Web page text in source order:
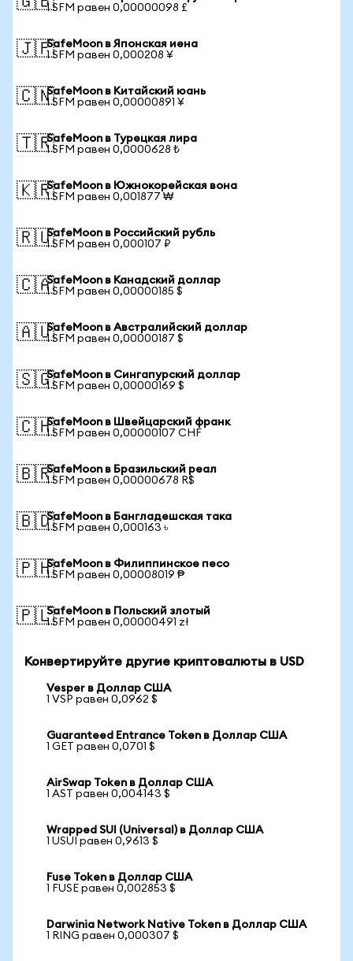
1 SFM равен 0,00000098 £
🇯🇵SafeMoon в Японская иена
1 SFM равен 0,000208 ¥
🇨🇳SafeMoon в Китайский юань
1 SFM равен 0,00000891 ¥
🇹🇷SafeMoon в Турецкая лира
1 SFM равен 0,0000628 ₺
🇰🇷SafeMoon в Южнокорейская вона
1 SFM равен 0,001877 ₩
🇷🇺SafeMoon в Российский рубль
1 SFM равен 0,000107 ₽
🇨🇦SafeMoon в Канадский доллар
1 SFM равен 0,00000185 $
🇦🇺SafeMoon в Австралийский доллар
1 SFM равен 0,00000187 $
🇸🇬SafeMoon в Сингапурский доллар
1 SFM равен 0,00000169 $
🇨🇭SafeMoon в Швейцарский франк
1 SFM равен 0,00000107 CHF
🇧🇷SafeMoon в Бразильский реал
1 SFM равен 0,00000678 R$
🇧🇩SafeMoon в Бангладешская така
1 SFM равен 0,000163 ৳
🇵🇭SafeMoon в Филиппинское песо
1 SFM равен 0,00008019 ₱
🇵🇱SafeMoon в Польский злотый
1 SFM равен 0,00000491 zł
Конвертируйте другие криптовалюты в USD
Vesper в Доллар США
1 VSP равен 0,0962 $
Guaranteed Entrance Token в Доллар США
1 GET равен 0,0701 $
AirSwap Token в Доллар США
1 AST равен 0,004143 $
Wrapped SUI (Universal) в Доллар США
1 USUI равен 0,9613 $
Fuse Token в Доллар США
1 FUSE равен 0,002853 $
Darwinia Network Native Token в Доллар США
1 RING равен 0,000307 $